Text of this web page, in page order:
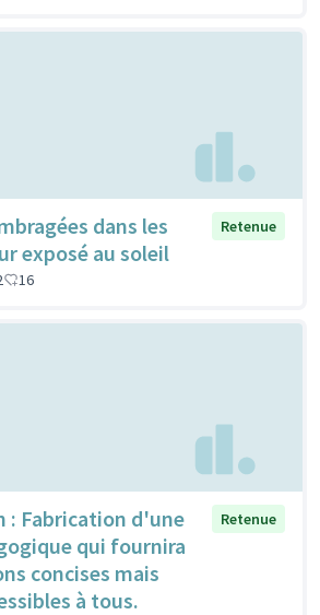
dans les
exposé au soleil
Retenue
16
: Fabrication d'une
qui fournira
concises mais
à tous.
Retenue